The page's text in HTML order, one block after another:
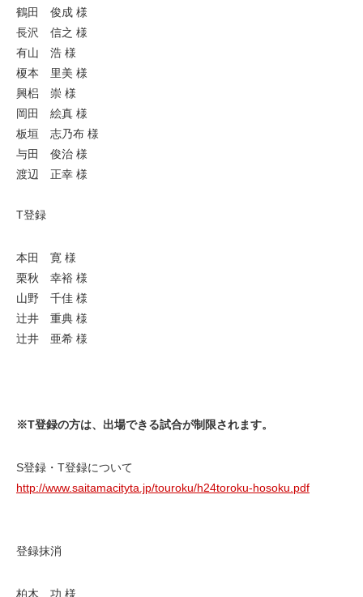
鶴田 俊成 様
長沢 信之 様
有山 浩 様
榎本 里美 様
興梠 崇 様
岡田 絵真 様
板垣 志乃布 様
与田 俊治 様
渡辺 正幸 様
T登録
本田 寛 様
栗秋 幸裕 様
山野 千佳 様
辻井 重典 様
辻井 亜希 様
※T登録の方は、出場できる試合が制限されます。
S登録・T登録について
http://www.saitamacityta.jp/touroku/h24toroku-hosoku.pdf
登録抹消
柏木 功 様